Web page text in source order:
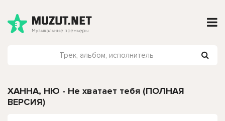
ХАННА, НЮ - Не хватает тебя (ПОЛНАЯ
ВЕРСИЯ)